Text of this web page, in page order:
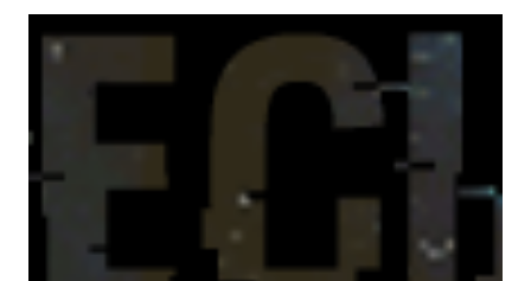
spaziare con i generi letterari e non limitarmi al fantasy.
Per farvi un esempio nel 2015 mi sembra di aver letto
troppi libri impegnativi e davvero pochi libri "leggeri", il
che non è sempre un bene. Credo che sia stata la principale
causa per il mio calo di letture. Comunque, ogni mese -
nessun giorno fisso, però - pubblicherò questo post.
Spero che la rubrica sia di vostro gradimento. GENNAIO
TBR+OBIETTIVI Questa è la mia tbr del mese...